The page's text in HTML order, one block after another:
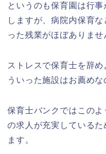
というのも保育園は行
しますが、病院内保育
った残業がほぼありませ
ストレスで保育士を辞
ういった施設はお薦めな
保育士バンクではこの
の求人が充実している
ます。